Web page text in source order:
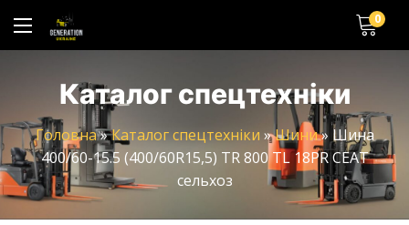
0
Каталог спецтехніки
Головна»Каталог спецтехніки »Шини» Шина
400/60-15.5 (400/60R15,5) TR 800 TL 18PR CEAT
сельхоз